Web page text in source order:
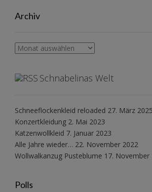
Archiv
Archiv
Schnabelinas Welt
Schneeflockenkleid reloaded 27. März 2025
Konzertkleidung 2. Mai 2023
Katzenwollkleid 7. Januar 2023
Alle Jahre wieder… 22. November 2022
Wollwalkanzug Pusteblume 17. November
Polls